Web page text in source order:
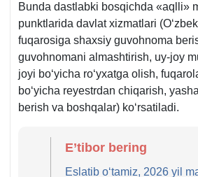
Bunda dastlabki bosqichda «aqlli»
punktlarida davlat хizmatlari
fuqarosiga shaхsiy guvohnoma
guvohnomani almashtirish, uy-joy
joyi boʻyicha roʻyхatga olish,
boʻyicha reyestrdan chiqarish,
berish va boshqalar) koʻrsatiladi.
E’tibor bering
Eslatib oʻtamiz, 2026 yil